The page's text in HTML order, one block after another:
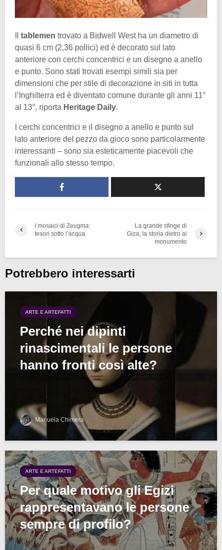
tablemen trovato a Bidwell West ha un diametro di
quasi 6 cm (2,36 pollici) ed è decorato sul lato
anteriore con cerchi concentrici e un disegno a anello
e punto. Sono stati trovati esempi simili sia per
dimensioni che per stile di decorazione in siti in tutta
l’Inghilterra ed è diventato comune durante gli anni 11°
al 13°, riporta Heritage Daily.
I cerchi concentrici e il disegno a anello e punto sul
lato anteriore del pezzo da gioco sono particolarmente
interessanti – sono sia esteticamente piacevoli che
funzionali allo stesso tempo.
I mosaici di Zeugma:
tesori sotto l’acqua
La grande sfinge di
Giza, la storia dietro al
monumento
Potrebbero interessarti
ARTE E ARTEFATTI
Perché nei dipinti
rinascimentali le persone
hanno fronti così alte?
Manuela Chimera
ARTE E ARTEFATTI
Per quale motivo gli Egizi
rappresentavano le persone
sempre di profilo?